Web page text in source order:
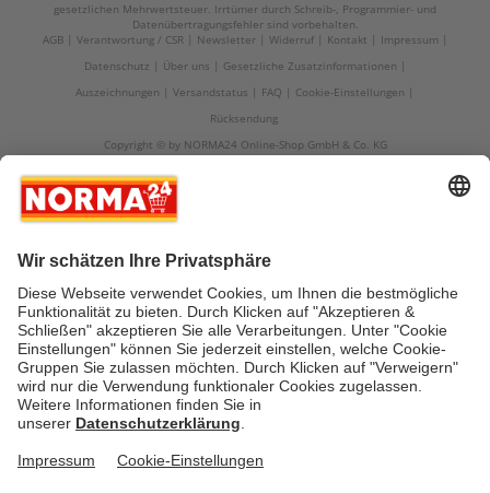
gesetzlichen Mehrwertsteuer. Irrtümer durch Schreib-, Programmier- und
Datenübertragungsfehler sind vorbehalten.
AGB
Verantwortung / CSR Newsletter Widerruf Kontakt
Impressum
Datenschutz
Über uns
Gesetzliche Zusatzinformationen
Auszeichnungen
Versandstatus FAQ
Cookie-Einstellungen
Rücksendung
Copyright © by NORMA24 Online-Shop GmbH & Co. KG